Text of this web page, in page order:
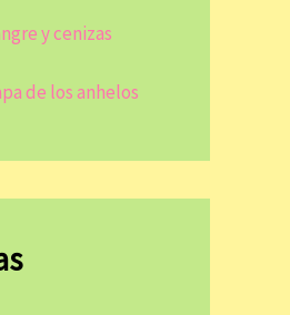
y cenizas
de los anhelos